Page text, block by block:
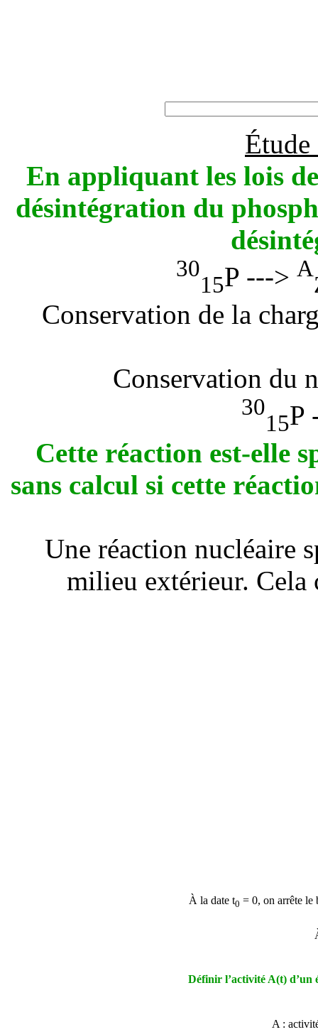
Étude
En appliquant les lois
désintégration du
30
15P ---> A
Conservation de la
Conservation du
30
15P
Cette réaction est-elle
sans calcul si cette
Une réaction nucléaire
milieu extérieur. Cela
À la date t0 = 0, on arrête le
Définir l’activité A(t) d’un
A :